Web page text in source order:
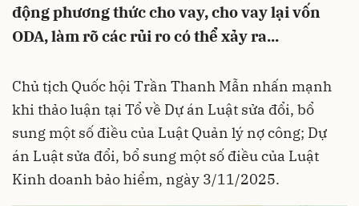
động phương thức cho vay, cho vay lại vốn
ODA, làm rõ các rủi ro có thể xảy ra...
Chủ tịch Quốc hội Trần Thanh Mẫn nhấn mạnh
khi thảo luận tại Tổ về Dự án Luật sửa đổi, bổ
sung một số điều của Luật Quản lý nợ công; Dự
án Luật sửa đổi, bổ sung một số điều của Luật
Kinh doanh bảo hiểm, ngày 3/11/2025.